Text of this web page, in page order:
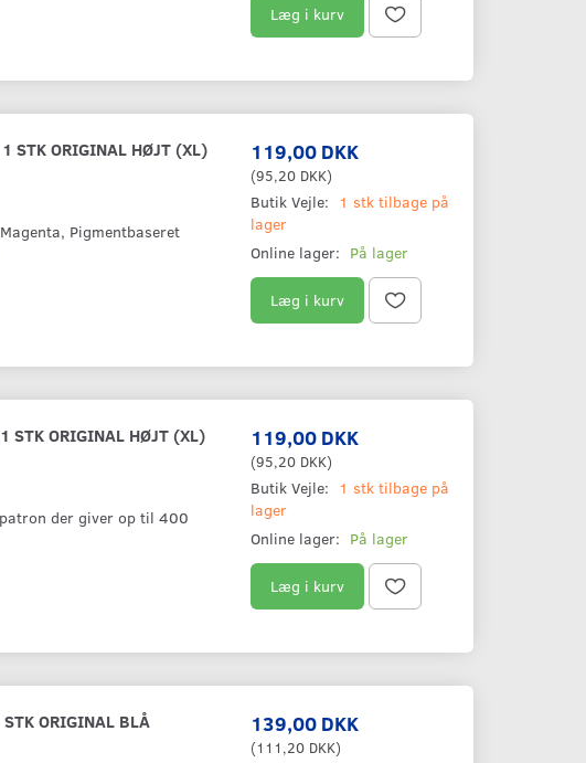
Læg i kurv
STK ORIGINAL HØJT (XL)
Pigmentbaseret
119,00 DKK
(95,20 DKK)
Butik Vejle:
1 stk tilbage på
lager
Online lager: På lager
Læg i kurv
STK ORIGINAL HØJT (XL)
der giver op til 400
119,00 DKK
(95,20 DKK)
Butik Vejle:
1 stk tilbage på
lager
Online lager: På lager
Læg i kurv
ORIGINAL BLÅ 139,00 DKK
(111,20 DKK)